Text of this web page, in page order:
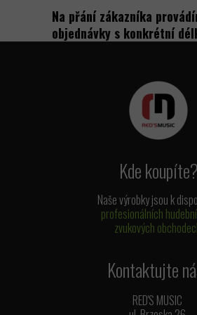
Na přání zákazníka
objednávky s konkrétní
Naše výrobky jsou k
profesionálních
zvukových
Kde koupíte?
Kontaktujte
RED'S MUSIC